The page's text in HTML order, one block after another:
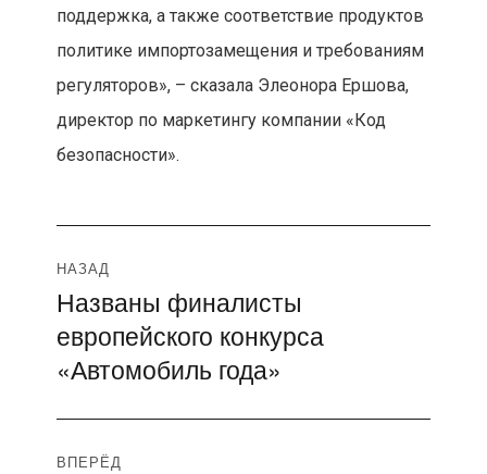
поддержка, а также соответствие продуктов
политике импортозамещения и требованиям
регуляторов», – сказала Элеонора Ершова,
директор по маркетингу компании «Код
безопасности».
Навигация
по
записям
НАЗАД
Предыдущая
запись:
Названы финалисты
европейского конкурса
«Автомобиль года»
ВПЕРЁД